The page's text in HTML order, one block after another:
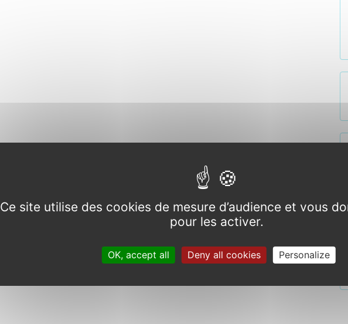
Ce site utilise des cookies de mesure d’audience et vous
pour les activer.
OK, accept all Deny all cookies Personalize